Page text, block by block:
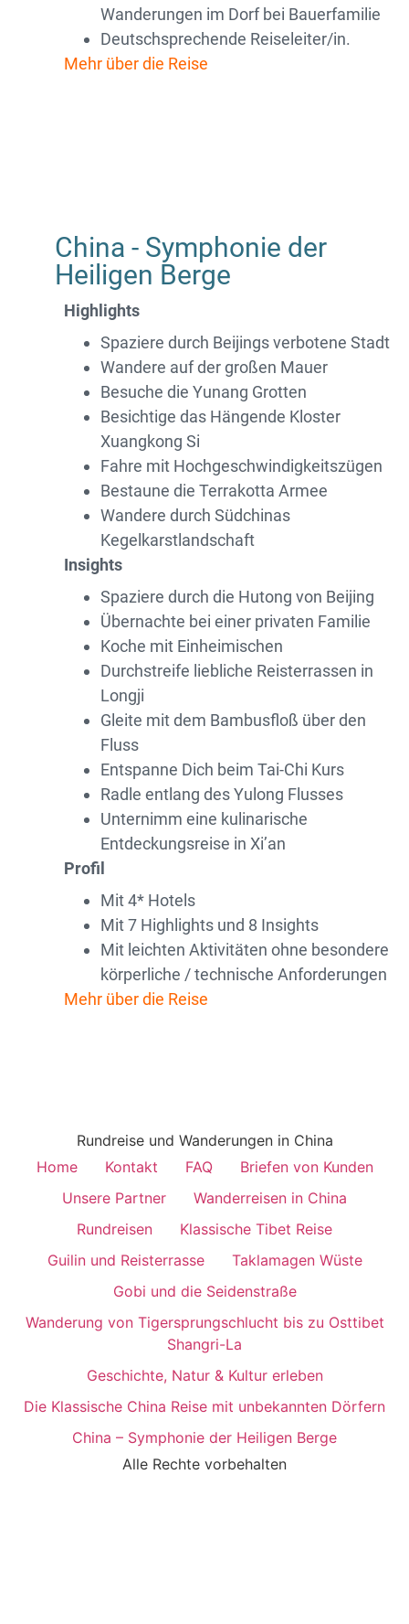
Wanderungen im Dorf bei Bauerfamilie
Deutschsprechende Reiseleiter/in.
Mehr über die Reise
China - Symphonie der
Heiligen Berge
Highlights
Spaziere durch Beijings verbotene Stadt
Wandere auf der großen Mauer
Besuche die Yunang Grotten
Besichtige das Hängende Kloster
Xuangkong Si
Fahre mit Hochgeschwindigkeitszügen
Bestaune die Terrakotta Armee
Wandere durch Südchinas
Kegelkarstlandschaft
Insights
Spaziere durch die Hutong von Beijing
Übernachte bei einer privaten Familie
Koche mit Einheimischen
Durchstreife liebliche Reisterrassen in
Longji
Gleite mit dem Bambusfloß über den
Fluss
Entspanne Dich beim Tai-Chi Kurs
Radle entlang des Yulong Flusses
Unternimm eine kulinarische
Entdeckungsreise in Xi’an
Profil
Mit 4* Hotels
Mit 7 Highlights und 8 Insights
Mit leichten Aktivitäten ohne besondere
körperliche / technische Anforderungen
Mehr über die Reise
Rundreise und Wanderungen in China
Home
Kontakt FAQ
Briefen von Kunden
Unsere Partner
Wanderreisen in China
Rundreisen
Klassische Tibet Reise
Guilin und Reisterrasse
Taklamagen Wüste
Gobi und die Seidenstraße
Wanderung von Tigersprungschlucht bis zu Osttibet
Shangri-La
Geschichte, Natur & Kultur erleben
Die Klassische China Reise mit unbekannten Dörfern
China – Symphonie der Heiligen Berge
Alle Rechte vorbehalten